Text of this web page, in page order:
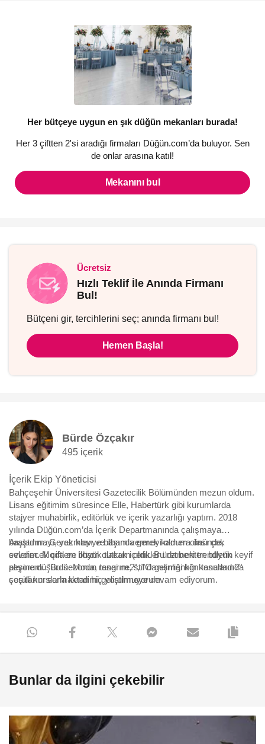
Her bütçeye uygun en şık düğün mekanları burada!
Her 3 çiftten 2'si aradığı firmaları Düğün.com’da buluyor. Sen
de onlar arasına katıl!
Mekanını bul
Ücretsiz
Hızlı Teklif İle Anında Firmanı
Bul!
Bütçeni gir, tercihlerini seç; anında firmanı bul!
Hemen Başla!
Bürde Özçakır
495 içerik
İçerik Ekip Yöneticisi
Bahçeşehir Üniversitesi Gazetecilik Bölümünden mezun oldum.
Lisans eğitimim süresince Elle, Habertürk gibi kurumlarda
stajyer muhabirlik, editörlük ve içerik yazarlığı yaptım. 2018
yılında Düğün.com’da İçerik Departmanında çalışmaya
başladım. Gerek klavye başında gerek kamera önünde,
evlenecek çiftlere ilham olacak içerikler üretmekten büyük keyif
alıyorum. "Bu sezonun rengi ne?", "O gelinliği kim tasarladı?"
sorularını sormaktan hiç yorulmuyorum.
Araştırmayı, yazmayı ve ilham vermeyi oldum olası çok
sevdim. Moda en büyük tutkum oldu. Bu da beni trendlerin
peşine düşürdü. Moda, tasarım, stil danışmanlığı konularında
çeşitli kurslarla kendimi geliştirmeye devam ediyorum.
Bunlar da ilgini çekebilir